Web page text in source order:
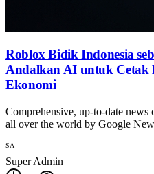
Roblox Bidik Indonesia
Andalkan AI untuk Cetak
Ekonomi
Comprehensive, up-to-date news
all over the world by Google
SA
Super Admin